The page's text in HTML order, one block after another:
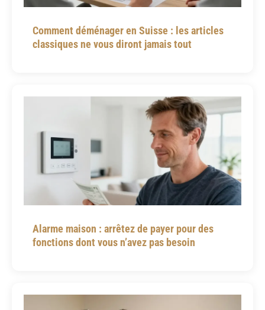
Comment déménager en Suisse : les articles
classiques ne vous diront jamais tout
Alarme maison : arrêtez de payer pour des
fonctions dont vous n’avez pas besoin